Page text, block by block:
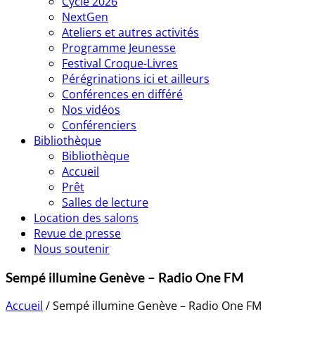
NextGen
Ateliers et autres activités
Programme Jeunesse
Festival Croque-Livres
Pérégrinations ici et ailleurs
Conférences en différé
Nos vidéos
Conférenciers
Bibliothèque
Bibliothèque
Accueil
Prêt
Salles de lecture
Location des salons
Revue de presse
Nous soutenir
Sempé illumine Genève – Radio One FM
Accueil /Sempé illumine Genève – Radio One FM